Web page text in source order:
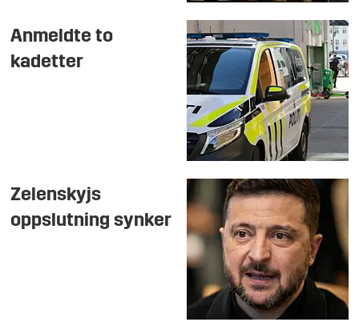
Anmeldte to
kadetter
Zelenskyjs
oppslutning synker